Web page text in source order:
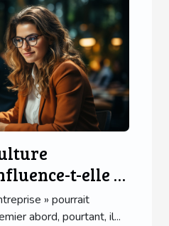
t-elle le
?
» pourrait
abord, pourtant, il...